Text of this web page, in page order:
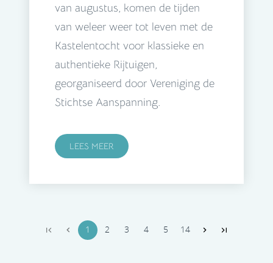
van augustus, komen de tijden
van weleer weer tot leven met de
Kastelentocht voor klassieke en
authentieke Rijtuigen,
georganiseerd door Vereniging de
Stichtse Aanspanning.
LEES MEER
1 2 3 4 5 14